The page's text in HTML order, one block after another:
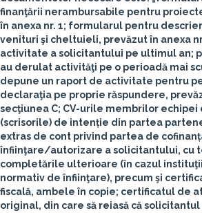
finanţării nerambursabile pentru
în anexa nr. 1; formularul pentru
venituri şi cheltuieli, prevăzut în anexa
activitate a solicitantului pe ultimul an;
au derulat activităţi pe o perioadă mai
depune un raport de activitate pentru
declaraţia pe proprie răspundere,
secţiunea C; CV-urile membrilor
(scrisorile) de intenție din partea
extras de cont privind partea de
înfiinţare/autorizare a solicitantului, cu
completările ulterioare (în cazul
normativ de înfiinţare), precum şi
fiscală, ambele în copie; certificatul de
original, din care să reiasă că